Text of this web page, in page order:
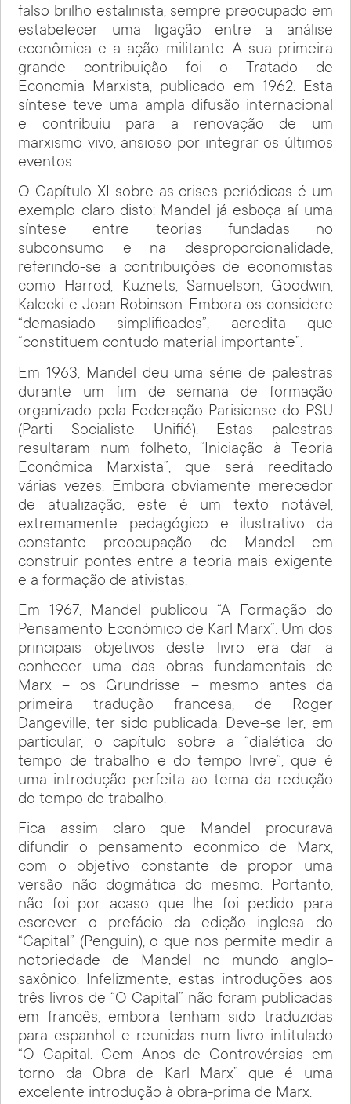
falso brilho estalinista, sempre preocupado em
estabelecer uma ligação entre a análise
econômica e a ação militante. A sua primeira
grande contribuição foi o Tratado de
Economia Marxista, publicado em 1962. Esta
síntese teve uma ampla difusão internacional
e contribuiu para a renovação de um
marxismo vivo, ansioso por integrar os últimos
eventos.
O Capítulo XI sobre as crises periódicas é um
exemplo claro disto: Mandel já esboça aí uma
síntese entre teorias fundadas no
subconsumo e na desproporcionalidade,
referindo-se a contribuições de economistas
como Harrod, Kuznets, Samuelson, Goodwin,
Kalecki e Joan Robinson. Embora os considere
“demasiado simplificados”, acredita que
“constituem contudo material importante”.
Em 1963, Mandel deu uma série de palestras
durante um fim de semana de formação
organizado pela Federação Parisiense do PSU
(Parti Socialiste Unifié). Estas palestras
resultaram num folheto, “Iniciação à Teoria
Econômica Marxista”, que será reeditado
várias vezes. Embora obviamente merecedor
de atualização, este é um texto notável,
extremamente pedagógico e ilustrativo da
constante preocupação de Mandel em
construir pontes entre a teoria mais exigente
e a formação de ativistas.
Em 1967, Mandel publicou “A Formação do
Pensamento Económico de Karl Marx”. Um dos
principais objetivos deste livro era dar a
conhecer uma das obras fundamentais de
Marx – os Grundrisse – mesmo antes da
primeira tradução francesa, de Roger
Dangeville, ter sido publicada. Deve-se ler, em
particular, o capítulo sobre a “dialética do
tempo de trabalho e do tempo livre”, que é
uma introdução perfeita ao tema da redução
do tempo de trabalho.
Fica assim claro que Mandel procurava
difundir o pensamento econmico de Marx,
com o objetivo constante de propor uma
versão não dogmática do mesmo. Portanto,
não foi por acaso que lhe foi pedido para
escrever o prefácio da edição inglesa do
“Capital” (Penguin), o que nos permite medir a
notoriedade de Mandel no mundo anglo-
saxônico. Infelizmente, estas introduções aos
três livros de “O Capital” não foram publicadas
em francês, embora tenham sido traduzidas
para espanhol e reunidas num livro intitulado
“O Capital. Cem Anos de Controvérsias em
torno da Obra de Karl Marx” que é uma
excelente introdução à obra-prima de Marx.